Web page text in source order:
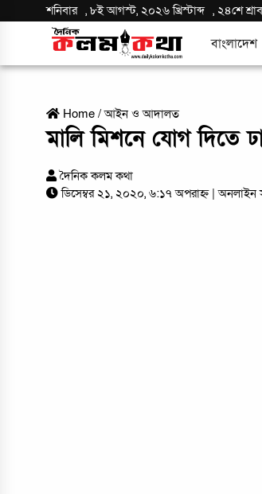
শনিবার ,৮ই আগস্ট, ২০২৬ খ্রিস্টাব্দ ,২৪শে
বাংলাদেশ
Home /আইন ও আদালত
মালি মিশনে যোগ দিতে
দৈনিক কলম কথা
ডিসেম্বর ২১, ২০২০, ৬:১৭ অপরাহ্ন | অনলাইন